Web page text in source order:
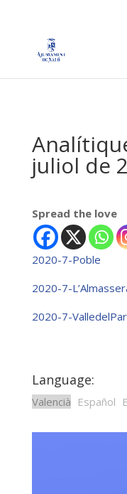
juliol de
Spread the love
2020-7-Poble
2020-7-
2020-7-
Language:
Valencià Español